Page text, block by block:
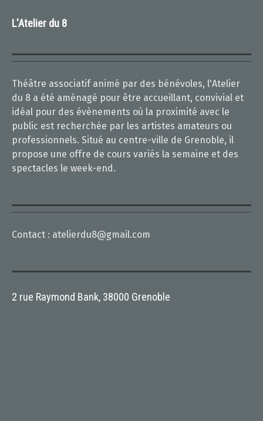
L'Atelier du 8
Théâtre associatif animé par des bénévoles, l'Atelier
du 8 a été aménagé pour être accueillant, convivial et
idéal pour des évènements où la proximité avec le
public est recherchée par les artistes amateurs ou
professionnels. Situé au centre-ville de Grenoble, il
propose une offre de cours variés la semaine et des
spectacles le week-end.
Contact : atelierdu8@gmail.com
2 rue Raymond Bank, 38000 Grenoble